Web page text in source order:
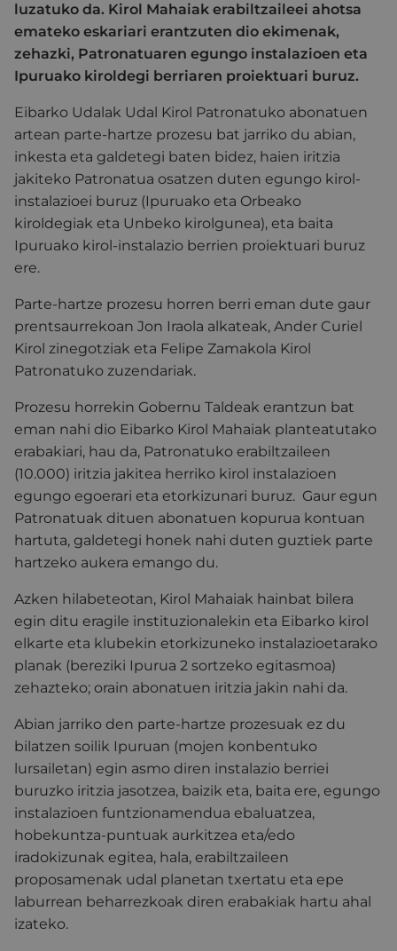
luzatuko da. Kirol Mahaiak erabiltzaileei ahotsa
emateko eskariari erantzuten dio ekimenak,
zehazki, Patronatuaren egungo instalazioen eta
Ipuruako kiroldegi berriaren proiektuari buruz.
Eibarko Udalak Udal Kirol Patronatuko abonatuen
artean parte-hartze prozesu bat jarriko du abian,
inkesta eta galdetegi baten bidez, haien iritzia
jakiteko Patronatua osatzen duten egungo kirol-
instalazioei buruz (Ipuruako eta Orbeako
kiroldegiak eta Unbeko kirolgunea), eta baita
Ipuruako kirol-instalazio berrien proiektuari buruz
ere.
Parte-hartze prozesu horren berri eman dute gaur
prentsaurrekoan Jon Iraola alkateak, Ander Curiel
Kirol zinegotziak eta Felipe Zamakola Kirol
Patronatuko zuzendariak.
Prozesu horrekin Gobernu Taldeak erantzun bat
eman nahi dio Eibarko Kirol Mahaiak planteatutako
erabakiari, hau da, Patronatuko erabiltzaileen
(10.000) iritzia jakitea herriko kirol instalazioen
egungo egoerari eta etorkizunari buruz. Gaur egun
Patronatuak dituen abonatuen kopurua kontuan
hartuta, galdetegi honek nahi duten guztiek parte
hartzeko aukera emango du.
Azken hilabeteotan, Kirol Mahaiak hainbat bilera
egin ditu eragile instituzionalekin eta Eibarko kirol
elkarte eta klubekin etorkizuneko instalazioetarako
planak (bereziki Ipurua 2 sortzeko egitasmoa)
zehazteko; orain abonatuen iritzia jakin nahi da.
Abian jarriko den parte-hartze prozesuak ez du
bilatzen soilik Ipuruan (mojen konbentuko
lursailetan) egin asmo diren instalazio berriei
buruzko iritzia jasotzea, baizik eta, baita ere, egungo
instalazioen funtzionamendua ebaluatzea,
hobekuntza-puntuak aurkitzea eta/edo
iradokizunak egitea, hala, erabiltzaileen
proposamenak udal planetan txertatu eta epe
laburrean beharrezkoak diren erabakiak hartu ahal
izateko.